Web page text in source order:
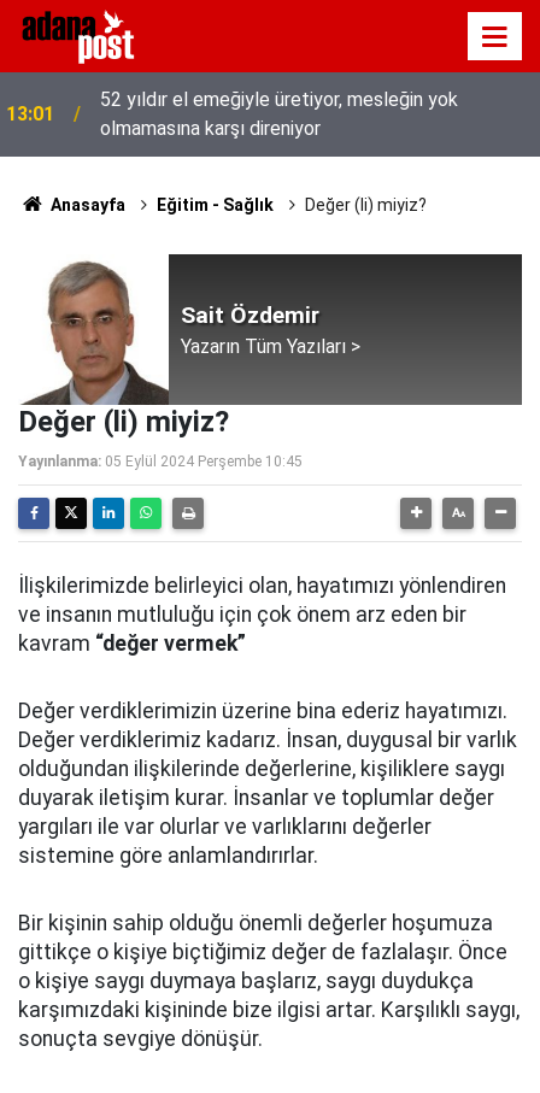
13:01
52 yıldır el emeğiyle üretiyor, mesleğin yok
olmamasına karşı direniyor
Anasayfa Eğitim - Sağlık Değer (li) miyiz?
Sait Özdemir
Yazarın Tüm Yazıları >
Değer (li) miyiz?
Yayınlanma: 05 Eylül 2024 Perşembe 10:45
İlişkilerimizde belirleyici olan, hayatımızı yönlendiren
ve insanın mutluluğu için çok önem arz eden bir
kavram “değer vermek”
Değer verdiklerimizin üzerine bina ederiz hayatımızı.
Değer verdiklerimiz kadarız. İnsan, duygusal bir varlık
olduğundan ilişkilerinde değerlerine, kişiliklere saygı
duyarak iletişim kurar. İnsanlar ve toplumlar değer
yargıları ile var olurlar ve varlıklarını değerler
sistemine göre anlamlandırırlar.
Bir kişinin sahip olduğu önemli değerler hoşumuza
gittikçe o kişiye biçtiğimiz değer de fazlalaşır. Önce
o kişiye saygı duymaya başlarız, saygı duydukça
karşımızdaki kişininde bize ilgisi artar. Karşılıklı saygı,
sonuçta sevgiye dönüşür.